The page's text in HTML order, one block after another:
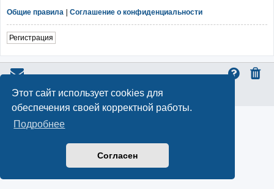
Этот сайт использует cookies для
обеспечения своей корректной работы.
Подробнее
Согласен
Общие правила | Соглашение о конфиденциальности
Регистрация
Конфиденциальность|Правила